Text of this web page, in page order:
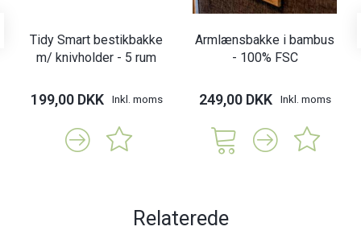
Tidy Smart bestikbakke
m/ knivholder - 5 rum
199,00 DKK Inkl. moms
Armlænsbakke i bambus
- 100% FSC
249,00 DKK Inkl. moms
Relaterede